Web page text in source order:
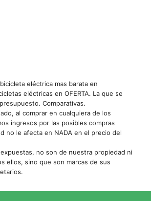
eléctrica mas barata en
eléctricas en OFERTA. La que se
Comparativas.
al comprar en cualquiera de los
ingresos por las posibles compras
no le afecta en NADA en el precio del
expuestas, no son de nuestra propiedad ni
ellos, sino que son marcas de sus